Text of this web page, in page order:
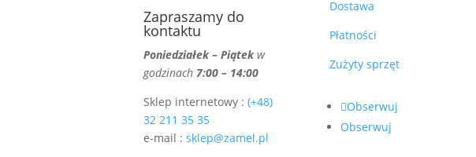
Zapraszamy do
kontaktu
Poniedziałek – Piątek w
godzinach7:00 – 14:00
Sklep internetowy : (+48)
32 211 35 35
e-mail : sklep@zamel.pl
Dostawa
Płatności
Zużyty sprzęt
Obserwuj
Obserwuj